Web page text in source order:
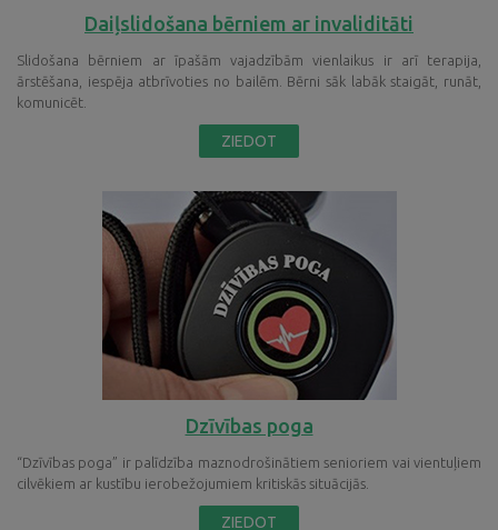
Daiļslidošana bērniem ar invaliditāti
Slidošana bērniem ar īpašām vajadzībām vienlaikus ir arī terapija,
ārstēšana, iespēja atbrīvoties no bailēm. Bērni sāk labāk staigāt, runāt,
komunicēt.
ZIEDOT
Dzīvības poga
“Dzīvības poga” ir palīdzība maznodrošinātiem senioriem vai vientuļiem
cilvēkiem ar kustību ierobežojumiem kritiskās situācijās.
ZIEDOT